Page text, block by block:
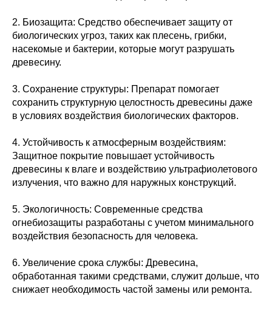
2. Биозащита: Средство обеспечивает защиту от
биологических угроз, таких как плесень, грибки,
насекомые и бактерии, которые могут разрушать
древесину.
3. Сохранение структуры: Препарат помогает
сохранить структурную целостность древесины даже
в условиях воздействия биологических факторов.
4. Устойчивость к атмосферным воздействиям:
Защитное покрытие повышает устойчивость
древесины к влаге и воздействию ультрафиолетового
излучения, что важно для наружных конструкций.
5. Экологичность: Современные средства
огнебиозащиты разработаны с учетом минимального
воздействия безопасность для человека.
6. Увеличение срока службы: Древесина,
обработанная такими средствами, служит дольше, что
снижает необходимость частой замены или ремонта.